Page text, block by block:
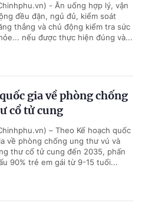
- Ăn uống hợp lý, vận
đều đặn, ngủ đủ, kiểm soát
thẳng và chủ động kiểm tra sức
nếu được thực hiện đúng và...
gia về phòng chống
cổ tử cung
– Theo Kế hoạch quốc
về phòng chống ung thư vú và
thư cổ tử cung đến 2035, phấn
90% trẻ em gái từ 9-15 tuổi...